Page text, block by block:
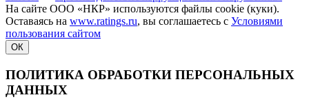
На сайте ООО «НКР» используются файлы cookie (куки).
Оставаясь на www.ratings.ru, вы соглашаетесь с Условиями
пользования сайтом
ОК
ПОЛИТИКА ОБРАБОТКИ ПЕРСОНАЛЬНЫХ
ДАННЫХ